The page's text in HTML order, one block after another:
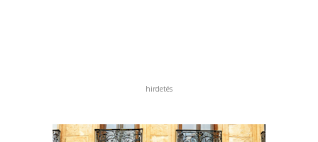
hirdetés